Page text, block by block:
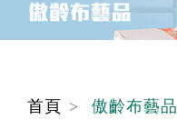
首頁 傲齡布藝品